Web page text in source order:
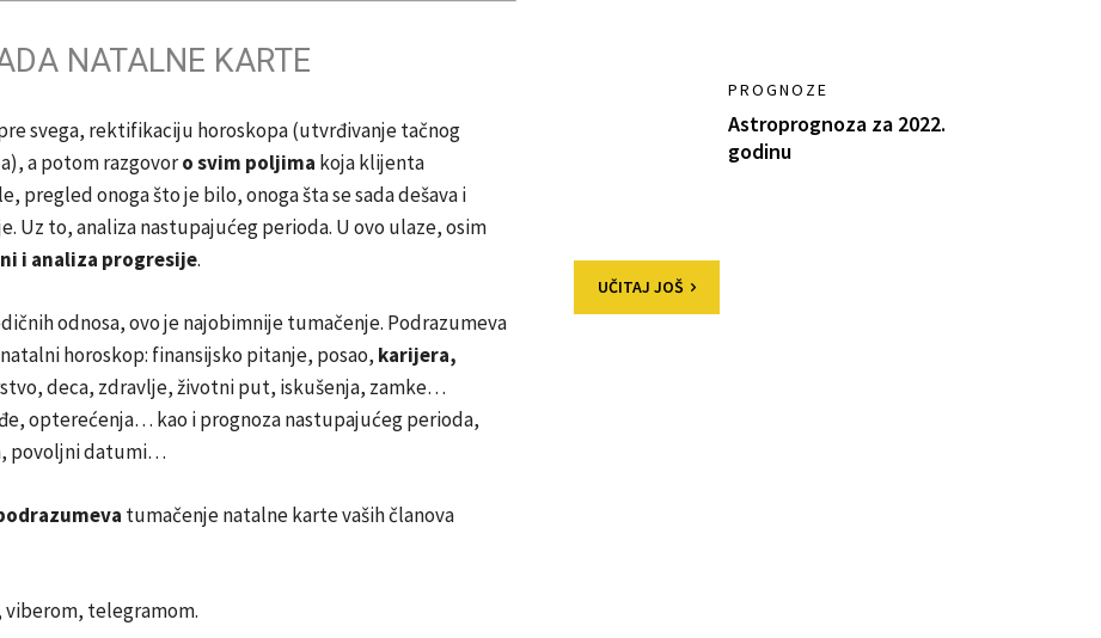
NATALNE KARTE
svega, rektifikaciju horoskopa (utvrđivanje tačnog
a potom razgovoro svim poljima koja klijenta
pregled onoga što je bilo, onoga šta se sada dešava i
Uz to, analiza nastupajućeg perioda. U ovo ulaze, osim
i analiza progresije.
odnosa, ovo je najobimnije tumačenje. Podrazumeva
horoskop: finansijsko pitanje, posao, karijera,
deca, zdravlje, životni put, iskušenja, zamke…
opterećenja… kao i prognoza nastupajućeg perioda,
povoljni datumi…
tumačenje natalne karte vaših članova
telegramom.
PROGNOZE
Astroprognoza za 2022.
godinu
UČITAJ JOŠ